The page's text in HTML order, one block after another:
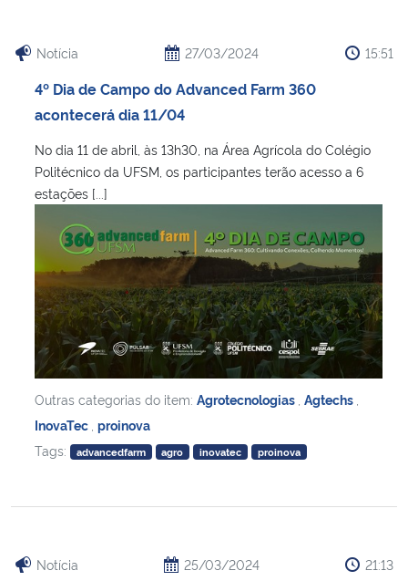
Notícia 27/03/2024 15:51
4º Dia de Campo do Advanced Farm 360
acontecerá dia 11/04
No dia 11 de abril, às 13h30, na Área Agrícola do Colégio
Politécnico da UFSM, os participantes terão acesso a 6
estações [...]
Outras categorias do item: Agrotecnologias Agtechs
InovaTec proinova
Tags:
advancedfarm agro inovatec proinova
Notícia 25/03/2024 21:13